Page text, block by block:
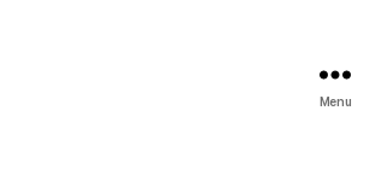
Menu